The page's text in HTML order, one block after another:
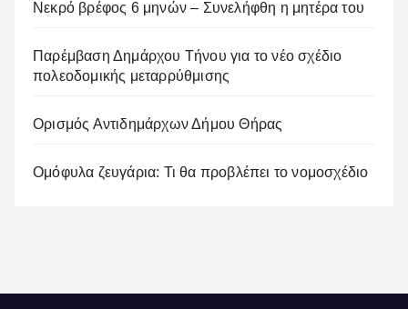
Νεκρό βρέφος 6 μηνών – Συνελήφθη η μητέρα του
Παρέμβαση Δημάρχου Τήνου για το νέο σχέδιο
πολεοδομικής μεταρρύθμισης
Ορισμός Αντιδημάρχων Δήμου Θήρας
Ομόφυλα ζευγάρια: Τι θα προβλέπει το νομοσχέδιο